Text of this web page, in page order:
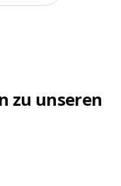
zu unseren